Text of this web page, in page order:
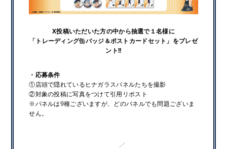
X投稿いただいた方の中から抽選で１名様に
「トレーディング缶バッジ＆ポストカードセット」をプレゼ
ント!!
・応募条件
①店頭で隠れているヒナガラスパネルたちを撮影
②対象の投稿に写真をつけて引用リポスト
※パネルは9種ございますが、どのパネルでも問題ございま
せん。
／